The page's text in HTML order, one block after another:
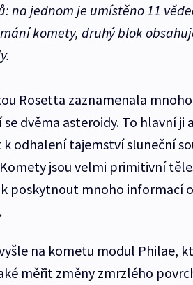
na jednom je umístěno 11
komety, druhý blok
Rosetta zaznamenala
dvěma asteroidy. To hlavní ji
odhalení tajemství sluneční
jsou velmi primitivní
poskytnout mnoho informací
na kometu modul Philae,
měřit změny zmrzlého